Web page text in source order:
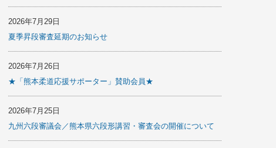
2026年7月29日
夏季昇段審査延期のお知らせ
2026年7月26日
★「熊本柔道応援サポーター」賛助会員★
2026年7月25日
九州六段審議会／熊本県六段形講習・審査会の開催について